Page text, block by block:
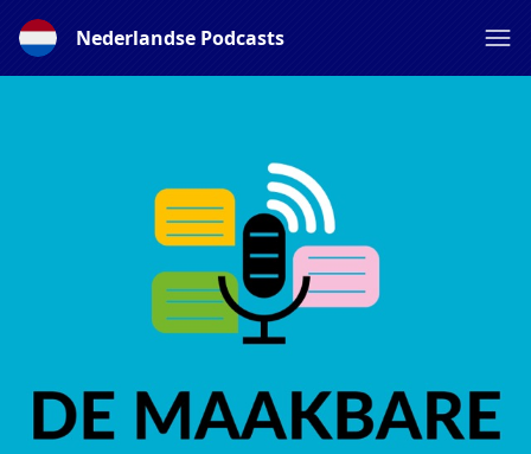
Nederlandse Podcasts